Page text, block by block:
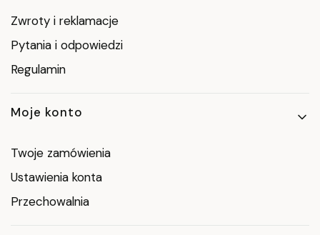
Zwroty i reklamacje
Pytania i odpowiedzi
Regulamin
Moje konto
Twoje zamówienia
Ustawienia konta
Przechowalnia